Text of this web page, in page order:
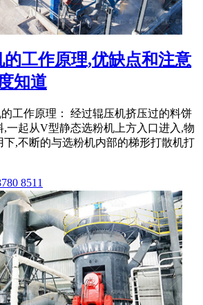
工作原理,优缺点和注意
知道
工作原理： 经过辊压机挤压过的料饼
,一起从V型静态选粉机上方入口进入,物
下,不断的与选粉机内部的梯形打散机打
8511